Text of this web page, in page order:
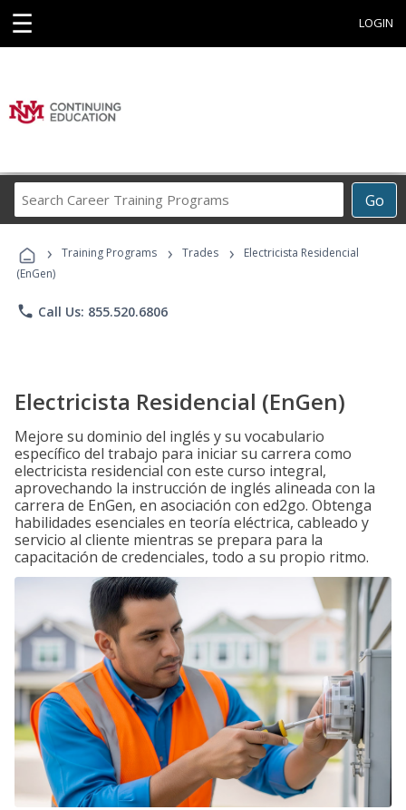
☰ LOGIN
Go
Career
Programs
› Training Programs › Trades ›
Electricista Residencial
(EnGen)
phone Call Us: 855.520.6806
Electricista Residencial (EnGen)
Mejore su dominio del inglés y su vocabulario
específico del trabajo para iniciar su carrera como
electricista residencial con este curso integral,
aprovechando la instrucción de inglés alineada con la
carrera de EnGen, en asociación con ed2go. Obtenga
habilidades esenciales en teoría eléctrica, cableado y
servicio al cliente mientras se prepara para la
capacitación de credenciales, todo a su propio ritmo.